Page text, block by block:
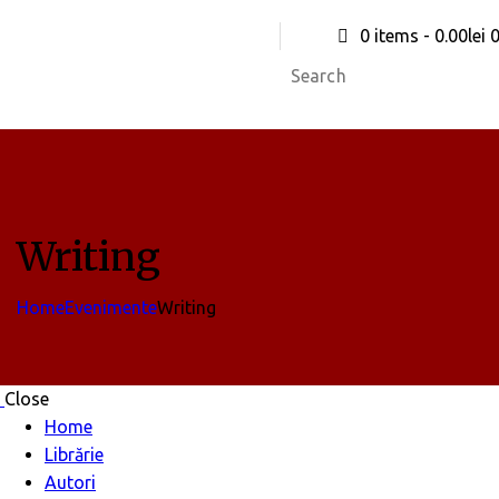
0 items - 0.00lei
Writing
HomeEvenimenteWriting
Close
Home
Librărie
Autori